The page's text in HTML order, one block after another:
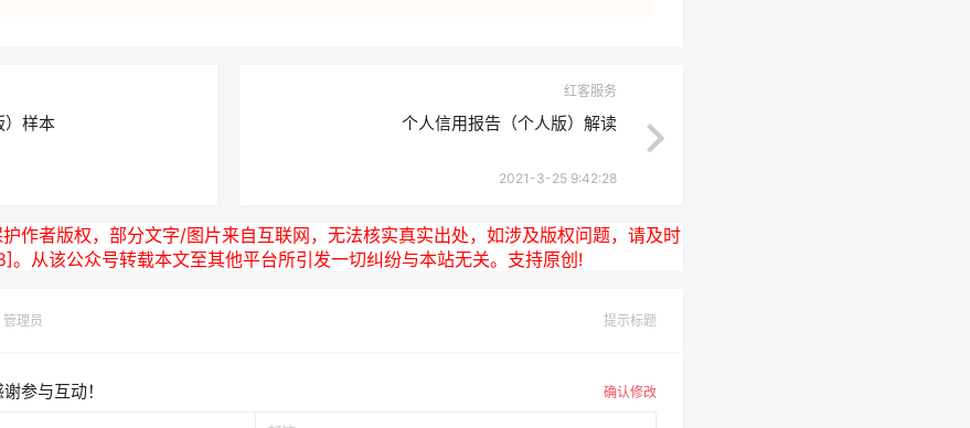
）样本
红客服务
个人信用报告（个人版）解读
2021-3-25 9:42:28
作者版权，部分文字/图片来自互联网，无法核实真实出处，如涉及版权问题，请及时
。从该公众号转载本文至其他平台所引发一切纠纷与本站无关。支持原创!
管理员 提示标题
参与互动！ 确认修改